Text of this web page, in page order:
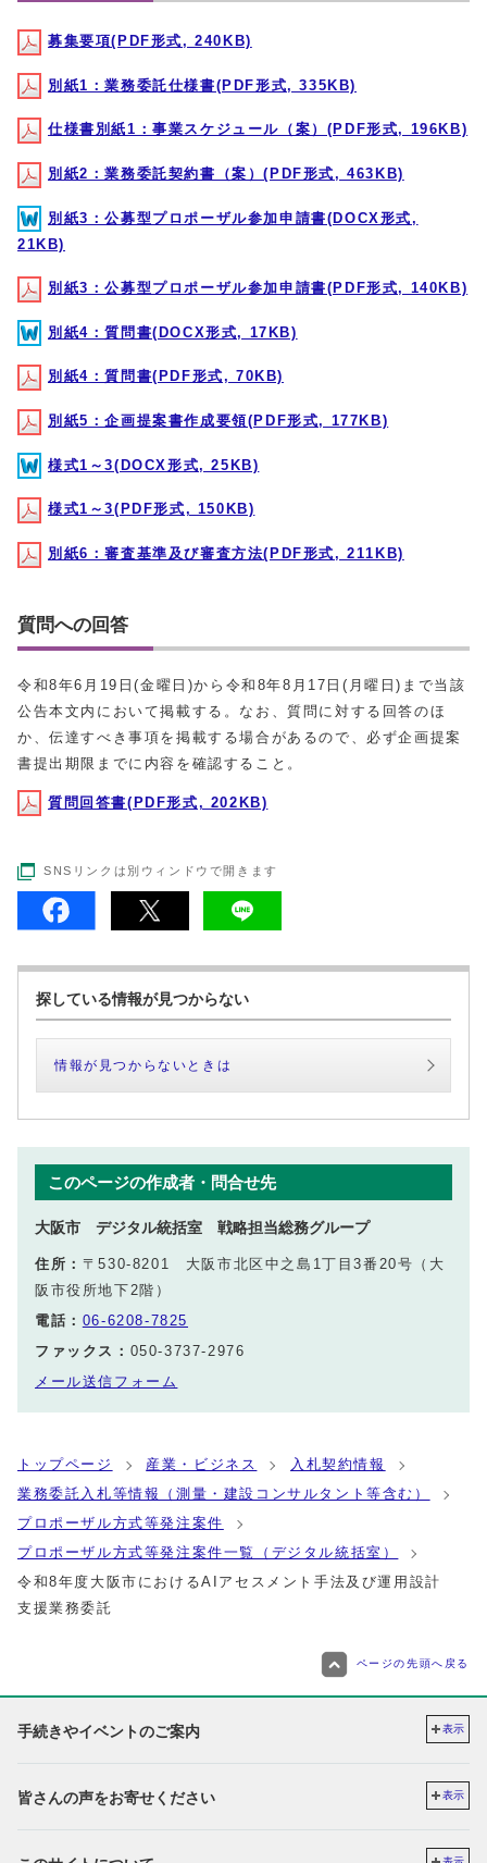
募集要項(PDF形式, 240KB)
別紙1：業務委託仕様書(PDF形式, 335KB)
仕様書別紙1：事業スケジュール（案）(PDF形式, 196KB)
別紙2：業務委託契約書（案）(PDF形式, 463KB)
別紙3：公募型プロポーザル参加申請書(DOCX形式,
21KB)
別紙3：公募型プロポーザル参加申請書(PDF形式, 140KB)
別紙4：質問書(DOCX形式, 17KB)
別紙4：質問書(PDF形式, 70KB)
別紙5：企画提案書作成要領(PDF形式, 177KB)
様式1～3(DOCX形式, 25KB)
様式1～3(PDF形式, 150KB)
別紙6：審査基準及び審査方法(PDF形式, 211KB)
質問への回答
令和8年6月19日(金曜日)から令和8年8月17日(月曜日)まで当該
公告本文内において掲載する。なお、質問に対する回答のほ
か、伝達すべき事項を掲載する場合があるので、必ず企画提案
書提出期限までに内容を確認すること。
質問回答書(PDF形式, 202KB)
SNSリンクは別ウィンドウで開きます
探している情報が見つからない
情報が見つからないときは
このページの作成者・問合せ先
大阪市 デジタル統括室 戦略担当総務グループ
住所： 〒530-8201 大阪市北区中之島1丁目3番20号（大
阪市役所地下2階）
電話： 06-6208-7825
ファックス： 050-3737-2976
メール送信フォーム
トップページ 産業・ビジネス
入札契約情報
業務委託入札等情報（測量・建設コンサルタント等含む）
プロポーザル方式等発注案件
プロポーザル方式等発注案件一覧（デジタル統括室）
令和8年度大阪市におけるAIアセスメント手法及び運用設計
支援業務委託
ページの先頭へ戻る
手続きやイベントのご案内 表示
皆さんの声をお寄せください 表示